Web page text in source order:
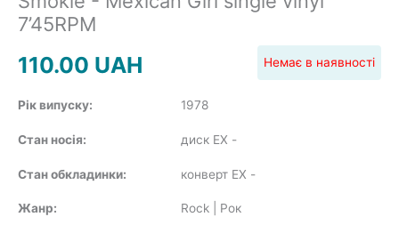
7’45RPM
110.00 UAH Немає в наявності
Рік випуску: 1978
Стан носія: диск EX -
Стан обкладинки: конверт EX -
Жанр: Rock | Рок
SOUNDTRACK